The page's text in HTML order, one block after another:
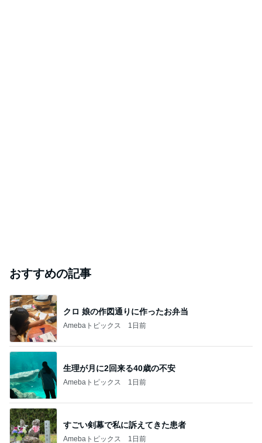
おすすめの記事
クロ 娘の作図通りに作ったお弁当
Amebaトピックス 1日前
生理が月に2回来る40歳の不安
Amebaトピックス 1日前
すごい剣幕で私に訴えてきた患者
Amebaトピックス 1日前